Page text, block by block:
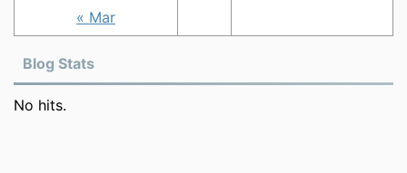
« Mar
Blog Stats
No hits.